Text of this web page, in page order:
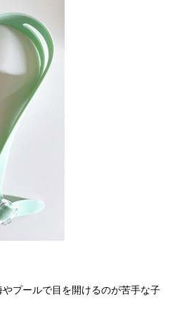
プールで目を開けるのが苦手な子